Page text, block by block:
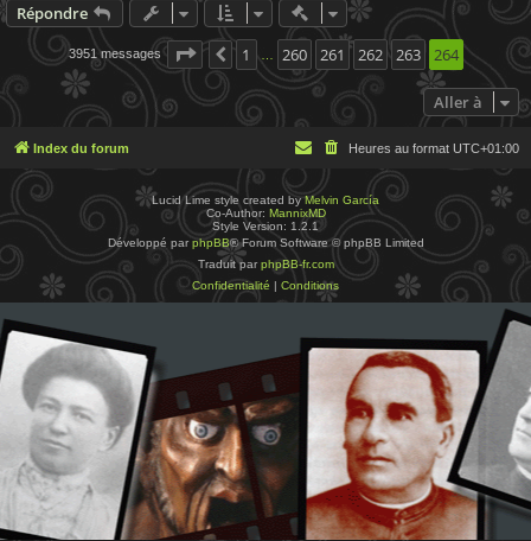
Répondre Actions rapides de
3951 messages Page 264 sur264
Précédente
1 260 261 262 263 264
Aller à
Index du forum Heures au format UTC+01:00
Lucid Lime style created byMelvin García
Co-Author: MannixMD
Style Version: 1.2.1
Développé par phpBB® Forum Software © phpBB Limited
Traduit par phpBB-fr.com
Confidentialité | Conditions